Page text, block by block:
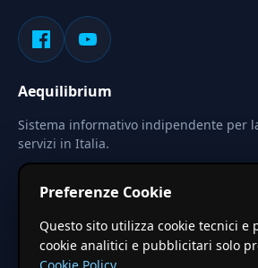
Aequilibrium
Sistema informativo indipendente per
servizi in Italia.
Le stime pubblicate sono calcolate
territoriali regionali applicati a valori
costituiscono preventivo ufficiale.
Preferenze Cookie
Questo sito utilizza cookie tecnici e
cookie analitici e pubblicitari solo